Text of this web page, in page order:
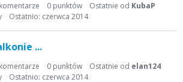
komentarze 0 punktów Ostatnie od KubaP
Ostatnio: czerwca 2014
...
komentarze 0 punktów Ostatnie od elan124
Ostatnio: czerwca 2014